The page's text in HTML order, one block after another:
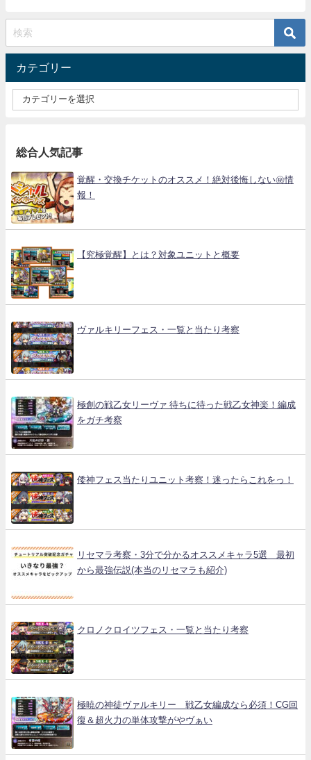
カテゴリー
総合人気記事
覚醒・交換チケットのオススメ！絶対後悔しない㊙情
報！
【究極覚醒】とは？対象ユニットと概要
ヴァルキリーフェス・一覧と当たり考察
極創の戦乙女リーヴァ 待ちに待った戦乙女神楽！編成
をガチ考察
倭神フェス当たりユニット考察！迷ったらこれをっ！
リセマラ考察・3分で分かるオススメキャラ5選 最初
から最強伝説(本当のリセマラも紹介)
クロノクロイツフェス・一覧と当たり考察
極暁の神徒ヴァルキリー 戦乙女編成なら必須！CG回
復＆超火力の単体攻撃がやヴぁい